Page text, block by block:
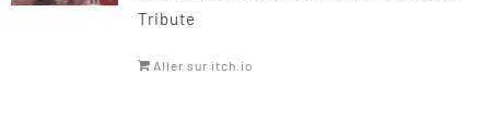
Tribute
Aller sur itch.io